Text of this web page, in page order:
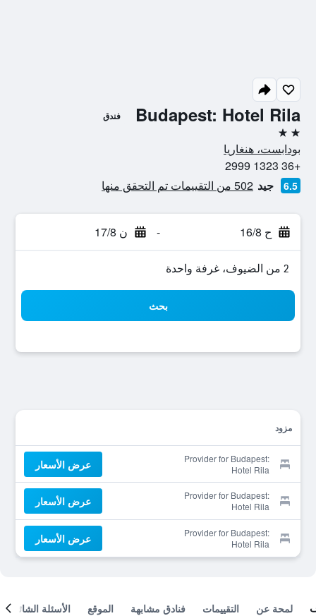
Budapest: Hotel Rila فندق
2 نجمتين
بودابست، هنغاريا
+36 1323 2999
6.5 جيد 502 من التقييمات تم التحقق منها
ح 16/8 - ن 17/8
2 من الضيوف، غرفة واحدة
بحث
مزود
Provider for Budapest:
Hotel Rila
عرض الأسعار
Provider for Budapest:
Hotel Rila
عرض الأسعار
Provider for Budapest:
Hotel Rila
عرض الأسعار
لمحة عن التقييمات فنادق مشابهة الموقع الأسئلة الشائعة